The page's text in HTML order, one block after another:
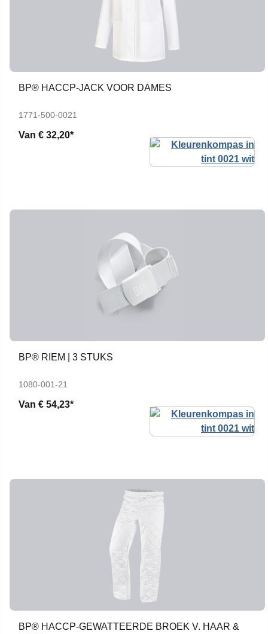
BP® HACCP-JACK VOOR DAMES
1771-500-0021
Van € 32,20*
BP® RIEM | 3 STUKS
1080-001-21
Van € 54,23*
BP® HACCP-GEWATTEERDE BROEK V. HAAR &